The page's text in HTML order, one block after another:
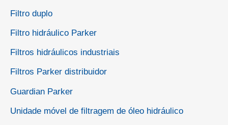
Filtro duplo
Filtro hidráulico Parker
Filtros hidráulicos industriais
Filtros Parker distribuidor
Guardian Parker
Unidade móvel de filtragem de óleo hidráulico